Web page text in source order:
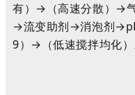
有）→（高速分散）→
→流变助剂→消泡剂
9）→（低速搅拌均化）